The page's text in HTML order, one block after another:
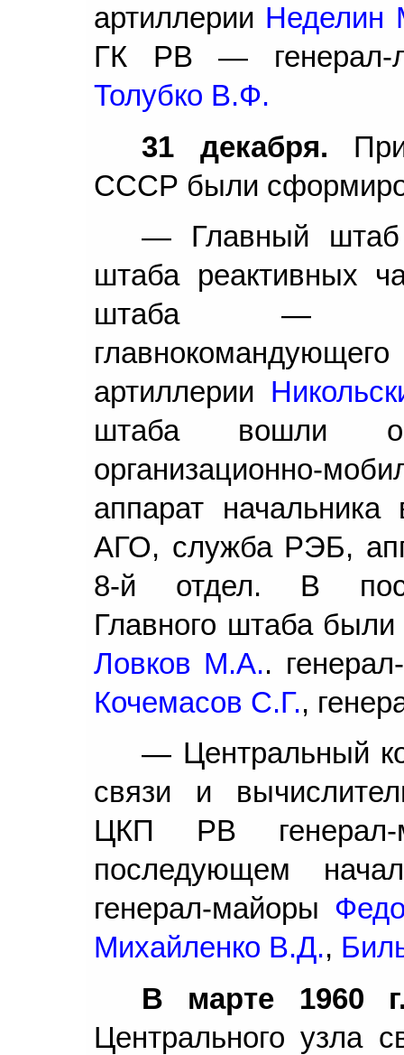
артиллерии Неделин
ГК РВ — генерал-
Толубко В.Ф.
31 декабря.
СССР были
— Главный штаб
штаба реактивных
штаба —
артиллерии
штаба вошли
организационно-
аппарат
АГО, служба РЭБ,
8-й отдел. В
Главного штаба были
Ловков М.А..
Кочемасов С.Г.,
— Центральный
связи и
ЦКП РВ
последующем
генерал-майоры
Михайленко В.Д.,
В марте 1960
Центрального узла